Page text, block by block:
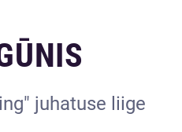
juhatuse liige